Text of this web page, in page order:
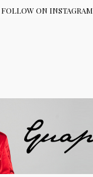
FOLLOW ON INSTAGRAM